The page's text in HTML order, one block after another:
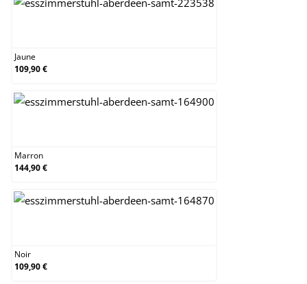
Jaune
109,90 €
Marron
144,90 €
Noir
109,90 €